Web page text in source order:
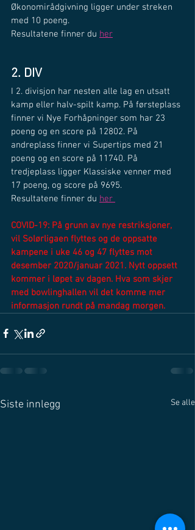
Økonomirådgivning ligger under streken
med 10 poeng.
Resultatene finner du her
2. DIV
I 2. divisjon har nesten alle lag en utsatt
kamp eller halv-spilt kamp. På førsteplass
finner vi Nye Forhåpninger som har 23
poeng og en score på 12802. På
andreplass finner vi Supertips med 21
poeng og en score på 11740. På
tredjeplass ligger Klassiske venner med
17 poeng, og score på 9695.
Resultatene finner du her
COVID-19: På grunn av nye restriksjoner,
vil Solørligaen flyttes og de oppsatte
kampene i uke 46 og 47 flyttes mot
desember 2020/januar 2021. Nytt oppsett
kommer i løpet av dagen. Hva som skjer
med bowlinghallen vil det komme mer
informasjon rundt på mandag morgen.
Siste innlegg Se alle